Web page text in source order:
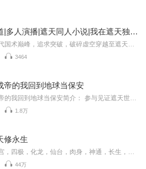
凉良频道|多人演播|遮天同人小说|我在遮天独断万古
3464
帝的我回到地球当保安
1.8万
修永生
44万